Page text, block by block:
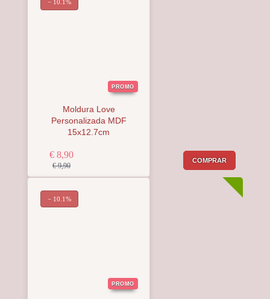
PROMO
Moldura Love
Personalizada MDF
15x12.7cm
€ 8,90
€ 9,90
COMPRAR
− 10.1%
PROMO
− 10.1%